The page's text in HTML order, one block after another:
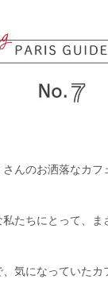
んのお洒落なカフ
たちにとって、ま
気になっていたカ